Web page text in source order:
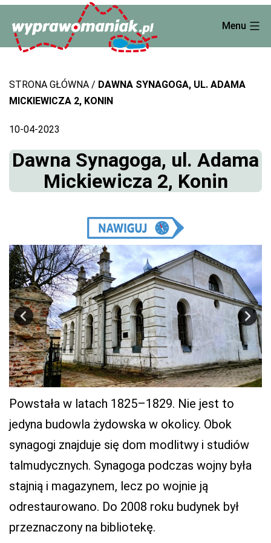
content
Menu
STRONA GŁÓWNA
DAWNA SYNAGOGA, UL. ADAMA
MICKIEWICZA 2, KONIN
10-04-2023
Dawna Synagoga, ul. Adama
Mickiewicza 2, Konin
Powstała w latach 1825–1829. Nie jest to
jedyna budowla żydowska w okolicy. Obok
synagogi znajduje się dom modlitwy i studiów
talmudycznych. Synagoga podczas wojny była
stajnią i magazynem, lecz po wojnie ją
odrestaurowano. Do 2008 roku budynek był
przeznaczony na bibliotekę.